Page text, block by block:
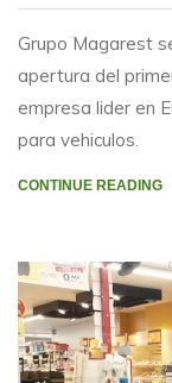
Grupo Magarest
apertura del
empresa lider en
para vehiculos.
CONTINUE READING